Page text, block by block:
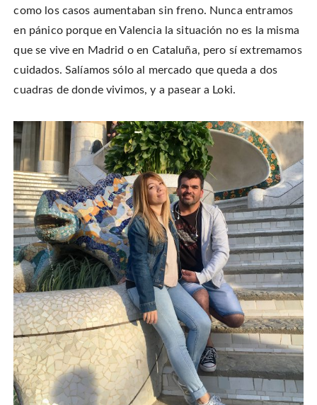
como los casos aumentaban sin freno. Nunca entramos
en pánico porque en Valencia la situación no es la misma
que se vive en Madrid o en Cataluña, pero sí extremamos
cuidados. Salíamos sólo al mercado que queda a dos
cuadras de donde vivimos, y a pasear a Loki.